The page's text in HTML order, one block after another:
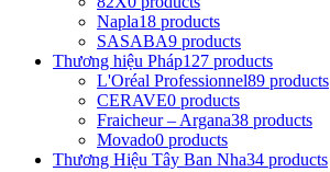
Napla18 products
SASABA9 products
Thương hiệu Pháp127 products
L'Oréal Professionnel89 products
CERAVE0 products
Fraicheur – Argana38 products
Movado0 products
Thương Hiệu Tây Ban Nha34 products